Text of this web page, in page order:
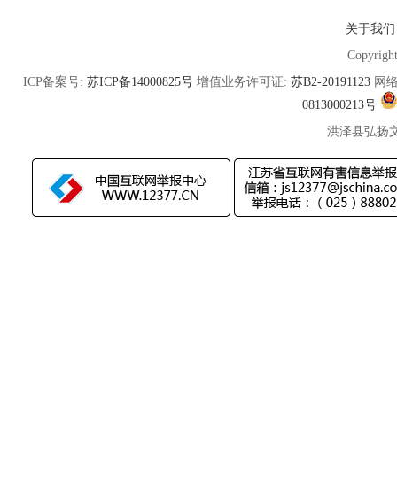
关于我们
ICP备案号: 苏ICP备14000825号 增值业务许可证: 苏B2-20191123 网
0813000213号
洪泽县弘扬